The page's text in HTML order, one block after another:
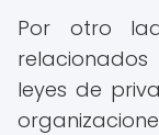
Por otro
leyes de